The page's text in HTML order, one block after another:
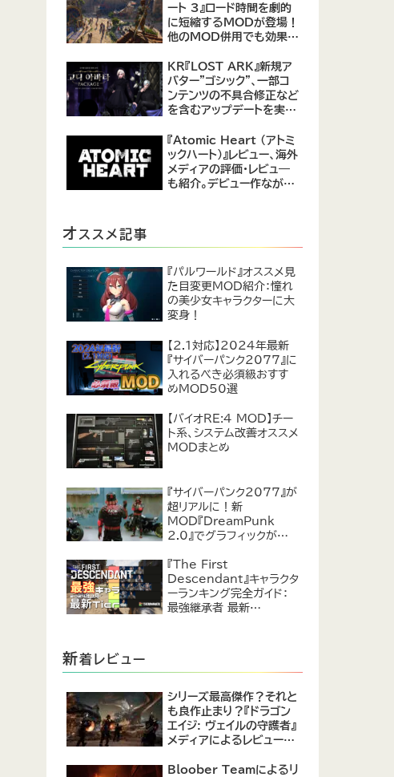
ート 3』ロード時間を劇的
に短縮するMODが登場！
他のMOD併用でも効果を
価
KR『LOST ARK』新規ア
バター"ゴシック"、一部コ
ンテンツの不具合修正など
を含むアップデートを実
『Atomic Heart (アトミ
ックハート)』レビュー、海外
メディアの評価・レビュ―
も紹介。デビュー作ながら
オ ススメ記事
『パルワールド』オススメ見
た目変更MOD紹介：憧れ
の美少女キャラクターに大
変身！
【2.1対応】2024年最新
『サイバーパンク2077』に
入れるべき必須級おすす
めMOD50選
【バイオRE:4 MOD】チー
ト系、システム改善オススメ
MODまとめ
『サイバーパンク2077』が
超リアルに！新
MOD『DreamPunk
2.0』でグラフィックが恐ろ
『The First
Descendant』キャラクタ
ーランキング完全ガイド：
最強継承者 最新
新着レビュー
シリーズ最高傑作？それと
も良作止まり？『ドラゴン
エイジ: ヴェイルの守護者』
メディアによるレビューが
ラクター育成システムは好
Bloober Teamによるリ